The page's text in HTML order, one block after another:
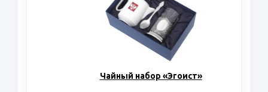
Чайный набор «Эгоист»